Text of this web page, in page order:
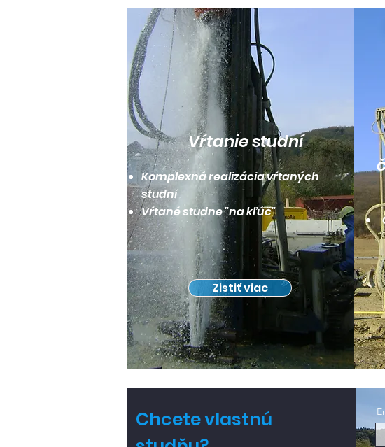
Vŕtanie studní
Komplexná realizácia vŕtaných
studní
Vŕtané studne "na kľúč"
Zistiť viac
Chcete vlastnú